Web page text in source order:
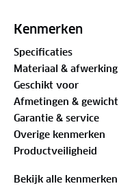
Kenmerken
Specificaties
Materiaal & afwerking
Geschikt voor
Afmetingen & gewicht
Garantie & service
Overige kenmerken
Productveiligheid
Bekijk alle kenmerken